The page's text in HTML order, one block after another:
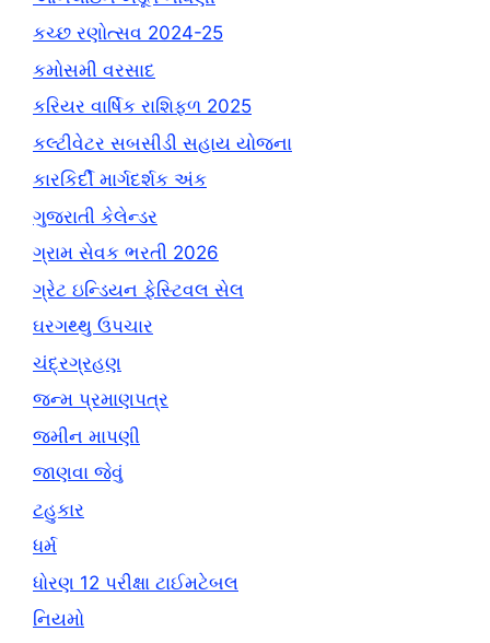
કચ્છ રણોત્સવ 2024-25
કમોસમી વરસાદ
કરિયર વાર્ષિક રાશિફળ 2025
કલ્ટીવેટર સબસીડી સહાય યોજના
કારકિર્દી માર્ગદર્શક અંક
ગુજરાતી કેલેન્ડર
ગ્રામ સેવક ભરતી 2026
ગ્રેટ ઇન્ડિયન ફેસ્ટિવલ સેલ
ઘરગથ્થુ ઉપચાર
ચંદ્રગ્રહણ
જન્મ પ્રમાણપત્ર
જમીન માપણી
જાણવા જેવું
ટહુકાર
ધર્મ
ધોરણ 12 પરીક્ષા ટાઈમટેબલ
નિયમો